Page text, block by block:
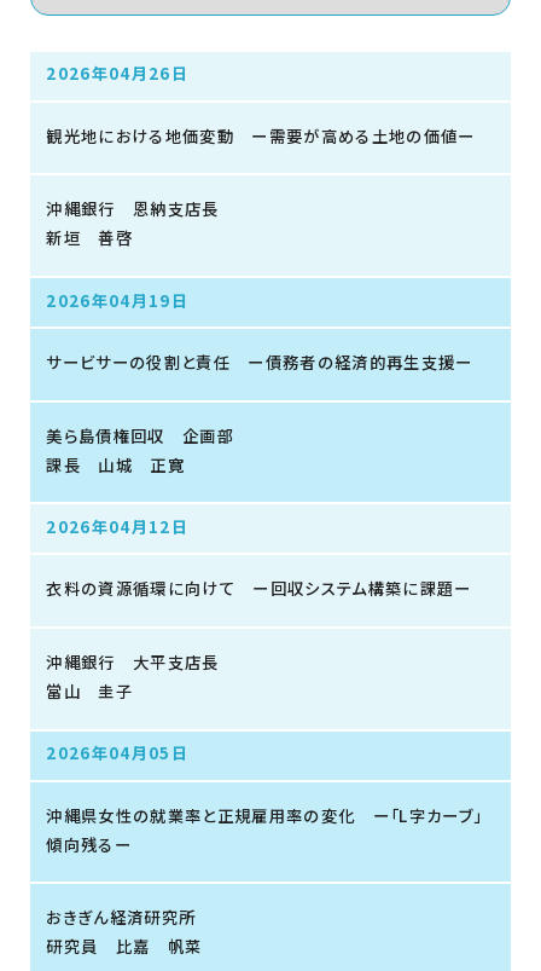
2026年04月26日
観光地における地価変動 ー需要が高める土地の価値ー
沖縄銀行 恩納支店長
新垣 善啓
2026年04月19日
サービサーの役割と責任 ー債務者の経済的再生支援ー
美ら島債権回収 企画部
課長 山城 正寛
2026年04月12日
衣料の資源循環に向けて ー回収システム構築に課題ー
沖縄銀行 大平支店長
當山 圭子
2026年04月05日
沖縄県女性の就業率と正規雇用率の変化 ー「L字カーブ」
傾向残るー
おきぎん経済研究所
研究員 比嘉 帆菜